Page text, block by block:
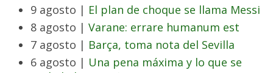
9 agosto | El plan de choque se llama Messi
8 agosto | Varane: errare humanum est
7 agosto | Barça, toma nota del Sevilla
6 agosto | Una pena máxima y lo que se